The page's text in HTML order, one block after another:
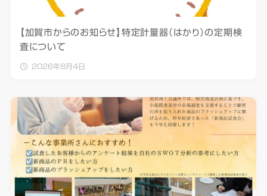
【加賀市からのお知らせ】特定計量器（はかり）の定期検
査について
2026年8月4日